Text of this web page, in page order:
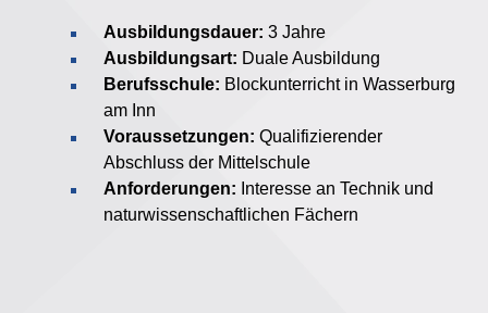
Ausbildungsdauer: 3 Jahre
Ausbildungsart: Duale Ausbildung
Berufsschule: Blockunterricht in Wasserburg
am Inn
Voraussetzungen: Qualifizierender
Abschluss der Mittelschule
Anforderungen: Interesse an Technik und
naturwissenschaftlichen Fächern